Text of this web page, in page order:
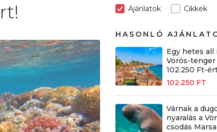
Ajánlatok Cikkek
HASONLÓ
Egy hetes all
Vörös-
102.250 Ft-
102.250 FT
Várnak a
nyaralás a
csodás